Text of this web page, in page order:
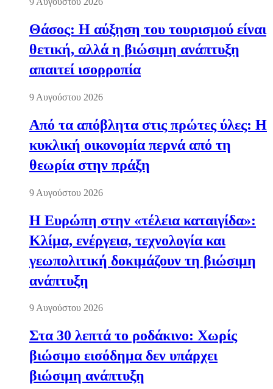
Θάσος: Η αύξηση του τουρισμού είναι
θετική, αλλά η βιώσιμη ανάπτυξη
απαιτεί ισορροπία
9 Αυγούστου 2026
Από τα απόβλητα στις πρώτες ύλες: Η
κυκλική οικονομία περνά από τη
θεωρία στην πράξη
9 Αυγούστου 2026
Η Ευρώπη στην «τέλεια καταιγίδα»:
Κλίμα, ενέργεια, τεχνολογία και
γεωπολιτική δοκιμάζουν τη βιώσιμη
ανάπτυξη
9 Αυγούστου 2026
Στα 30 λεπτά το ροδάκινο: Χωρίς
βιώσιμο εισόδημα δεν υπάρχει
βιώσιμη ανάπτυξη